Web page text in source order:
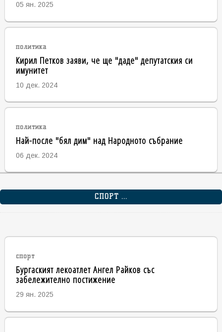
05 ян. 2025
политика
Кирил Петков заяви, че ще "даде" депутатския си
имунитет
10 дек. 2024
политика
Най-после "бял дим" над Народното събрание
06 дек. 2024
СПОРТ ...
спорт
Бургаският лекоатлет Ангел Райков със
забележително постижение
29 ян. 2025